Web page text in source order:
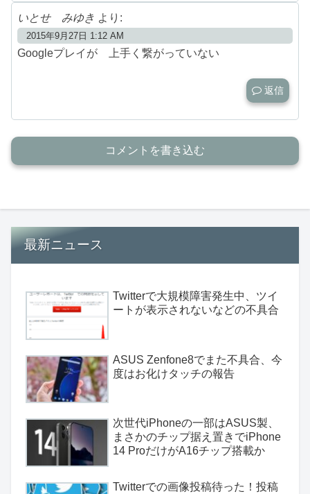
いとせ みゆき より:
2015年9月27日 1:12 AM
Googleプレイが 上手く繋がっていない
返信
コメントを書き込む
最新ニュース
Twitterで大規模障害発生中、ツイ
ートが表示されないなどの不具合
ASUS Zenfone8でまた不具合、今
度はお化けタッチの報告
次世代iPhoneの一部はASUS製、
まさかのチップ据え置きでiPhone
14 ProだけがA16チップ搭載か
Twitterでの画像投稿待った！投稿